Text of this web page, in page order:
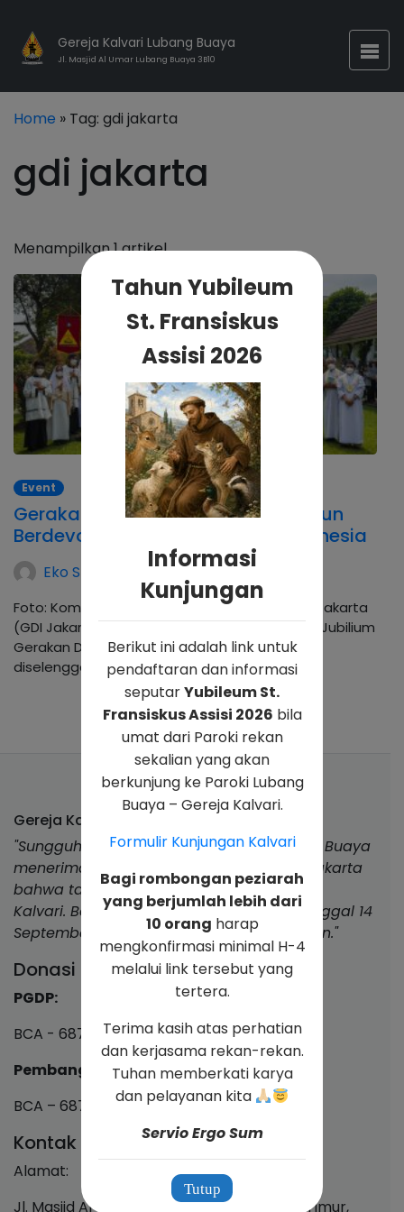
Gereja Kalvari Lubang Buaya
Jl. Masjid Al Umar Lubang Buaya 3B10
Home » Tag: gdi jakarta
gdi jakarta
Menampilkan 1 artikel
Event
Gerakan Doa Imakulata: Lima Tahun
Berdevosi untuk Perdamaian Indonesia
Eko Sroyo
Foto: Komsos Kalvari Gerakan Doa Imakulata Jakarta
(GDI Jakarta) menyelenggarakan Misa Syukur Jubilium
Gerakan Doa Imakulata. Misa ini juga
diselenggarakan…
Gereja Kalvari Lubang Buaya
"Sungguh indah karya Allah umat Lubang Buaya
menerima dekrit dari Keuskupan Agung Jakarta
bahwa tanggal 1 Juli 1995 berdirilah Paroki
Kalvari. Berkat penyelenggaraan Allah tanggal 14
September 2024, Gereja Kalvari ditahbiskan."
Donasi & Kolekte
PGDP:
BCA - 687 1077 999
Pembangunan & Pemeliharaan:
BCA – 687 1077 808
Kontak
Alamat:
Jl. Masjid Al Umar, Lubang Buaya, Jakarta Timur,
Tahun Yubileum
St. Fransiskus
Assisi 2026
Informasi
Kunjungan
Berikut ini adalah link untuk
pendaftaran dan informasi
seputarYubileum St.
Fransiskus Assisi 2026 bila
umat dari Paroki rekan
sekalian yang akan
berkunjung ke Paroki Lubang
Buaya – Gereja Kalvari.
Formulir Kunjungan Kalvari
Bagi rombongan peziarah
yang berjumlah lebih dari
10 orang harap
mengkonfirmasi minimal H-4
melalui link tersebut yang
tertera.
Terima kasih atas perhatian
dan kerjasama rekan-rekan.
Tuhan memberkati karya
dan pelayanan kita
Servio Ergo Sum
Tutup